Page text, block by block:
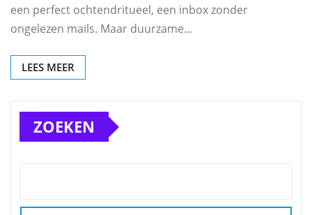
een perfect ochtendritueel, een inbox zonder
ongelezen mails. Maar duurzame…
LEES MEER
ZOEKEN